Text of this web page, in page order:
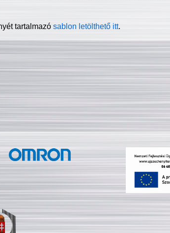
tartalmazósablon letölthető itt.